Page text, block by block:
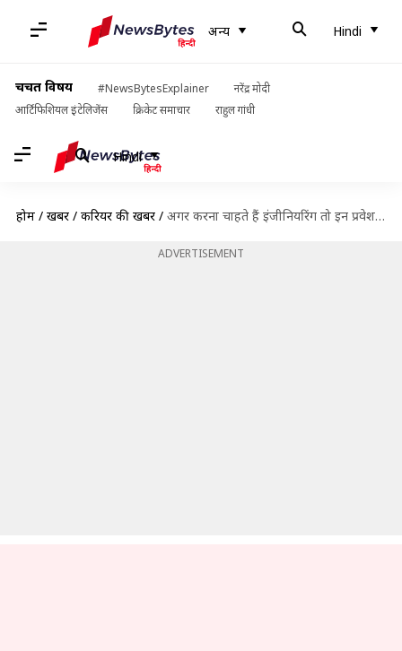
अन्य Hindi
चर्चित विषय #NewsBytesExplainer
नरेंद्र मोदी
आर्टिफिशियल इंटेलिजेंस
क्रिकेट समाचार राहुल गांधी
Hindi
होम / खबरें / करियर की खबरें / अगर करना चाहते हैं इंजीनियरिंग तो इन प्रवेश परीक्षाओं के लिए कर सकते हैं आवेदन
ADVERTISEMENT